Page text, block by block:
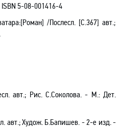
ISBN 5-08-001416-4
/Послесл. [С.367] авт.;
авт.; Рис. С.Соколова. - М.: Дет.
авт.; Худож. Б.Бапишев. - 2-е изд. -